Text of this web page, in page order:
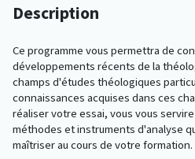
Description
Ce programme vous permettra de
développements récents de la
champs d'études théologiques
connaissances acquises dans ces
réaliser votre essai, vous vous
méthodes et instruments d'analyse
maîtriser au cours de votre formation.